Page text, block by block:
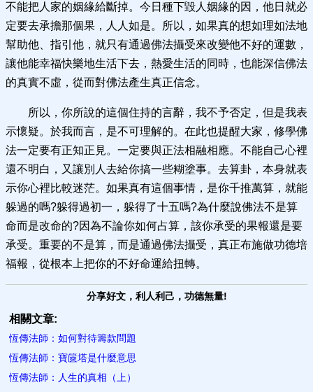
不能把人家的姻緣給斷掉。今日種下毀人姻緣的因，他日就必
定要去承擔那個果，人人如是。所以，如果真的想如理如法地
幫助他、指引他，就只有通過佛法攝受來改變他不好的運數，
讓他能幸福快樂地生活下去，熱愛生活的同時，也能深信佛法
的真實不虛，從而對佛法產生真正信念。
所以，你所說的這個住持的言辭，我不予否定，但是我表
示懷疑。於我而言，是不可理解的。在此也提醒大家，修學佛
法一定要有正知正見。一定要與正法相融相應。不能自己心裡
還不明白，又讓別人去給你搞一些糊塗事。去算卦，本身就表
示你心裡比較迷茫。如果真有這個事情，是你千推萬算，就能
躲過的嗎?躲得過初一，躲得了十五嗎?為什麼說佛法不是算
命而是改命的?因為不論你如何占算，該你承受的果報還是要
承受。重要的不是算，而是通過佛法攝受，真正布施做功德培
福報，從根本上把你的不好命運給扭轉。
分享好文，利人利己，功德無量!
相關文章:
恆傳法師：如何對待籌款問題
恆傳法師：寶篋塔是什麼意思
恆傳法師：人生的真相（上）